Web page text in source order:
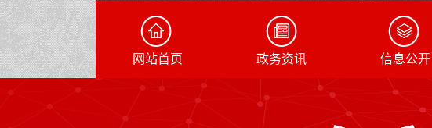
网站首页 政务资讯 信息公开